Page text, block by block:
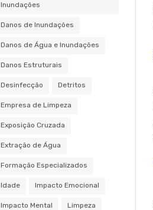
Inundações
Danos de Inundações
Danos de Água e Inundações
Danos Estruturais
Desinfecção Detritos
Empresa de Limpeza
Exposição Cruzada
Extração de Água
Formação Especializados
Idade Impacto Emocional
Impacto Mental Limpeza